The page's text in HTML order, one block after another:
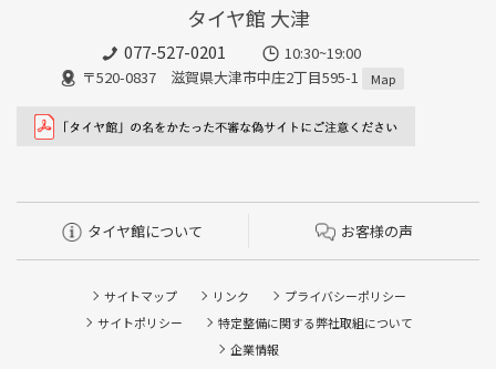
タイヤ館 大津
077-527-0201
10:30~19:00
〒520-0837 滋賀県大津市中庄2丁目595-1
Map
タイヤ館について お客様の声
サイトマップ リンク
プライバシーポリシー
サイトポリシー
特定整備に関する弊社取組について
企業情報